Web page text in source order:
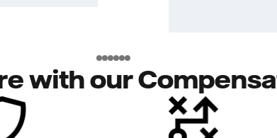
with our